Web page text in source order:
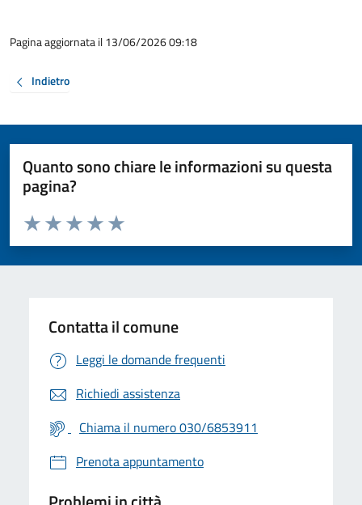
Pagina aggiornata il 13/06/2026 09:18
Indietro
Quanto sono chiare le informazioni su questa
pagina?
Valuta da 1 a 5 stelle la pagina
Valuta 5 stelle su 5
Valuta 4 stelle su 5
Valuta 3 stelle su 5
Valuta 2 stelle su 5
Valuta 1 stelle su 5
Contatta il comune
Leggi le domande frequenti
Richiedi assistenza
Chiama il numero 030/6853911
Prenota appuntamento